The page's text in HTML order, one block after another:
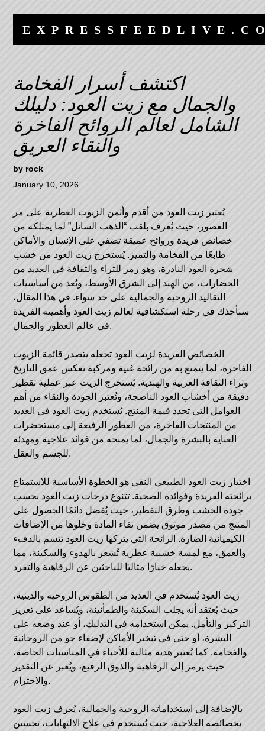
content
navigation
اكتشف أسرار الفخامة
والجمال مع زيت العود: دليلك
الشامل لعالم الروائح الفاخرة
والنقاء العريق
byrock
January 10, 2026
يُعتبر زيت العود من أقدم وأثمن الزيوت العطرية على مر
العصور، حيث يُعرف بلقب “الذهب السائل” لما يمتلكه من
خصائص فريدة وروائح عميقة تضفي على الإنسان والأماكن
طابعًا من الفخامة والتميز. يُستخرج زيت العود من خشب
شجرة العود النادرة، وهو رمز للثراء والثقافة في العديد من
الحضارات، من الهند إلى الشرق الأوسط، ويُعد من أساسيات
التقاليد الروحية والجمالية على حد سواء. في هذا المقال،
سنأخذك في رحلة استكشافية لعالم زيت العود وأهميته الفريدة
في عالم العطور والجمال.
الخصائص الفريدة لزيت العود تجعله يتصدر قائمة الزيوت
الفاخرة، لما يتمتع به من رائحة غنية ومركبة تعكس عمق التاريخ
وثراء الثقافة العربية والهندية. يُستخرج الزيت عبر عملية تقطير
دقيقة من أخشاب العود الناضجة، وتُعتبر الجودة والنقاء من أهم
العوامل التي تحدد قيمة المنتج. يُستخدم زيت العود في العديد
من المنتجات الفاخرة، من العطور الرفيعة إلى مستحضرات
العناية بالبشرة والجمال، لما يمنحه من فوائد علاجية ومهدئة
للجسم والعقل.
اختيار زيت العود الطبيعي النقي هو الخطوة الأساسية للاستمتاع
برائحته الفريدة وفوائده الصحية. تتنوع درجات زيت العود بحسب
جودة الخشب وطرق التقطير، حيث يُفضل دائمًا الحصول على
المنتج من مصدر موثوق يضمن نقاء المادة وخلوها من الإضافات
الكيميائية الضارة. الرائحة التي يتركها زيت العود تتسم بالدفء
والعمق، مع لمسة خشبية عطرية تُشعر بالهدوء والسكينة، مما
يجعله خيارًا مثاليًا للباحثين عن الرفاهية والتفرد.
زيت العود يُستخدم في العديد من الطقوس الروحية والدينية،
حيث يُعتقد أنه يجلب السكينة والطمأنينة، ويُساعد على تعزيز
التركيز والتأمل. يمكن استخدامه في التدليك، أو عند وضعه على
البشرة، أو حتى في تبخير الأماكن لإضفاء جو من الروحانية
والفخامة. كما يُعتبر هدية مثالية للأحباء في المناسبات الخاصة،
حيث يرمز إلى الرفاهية والذوق الرفيع، ويُعبر عن التقدير
والاحترام.
بالإضافة إلى استخداماته الروحية والجمالية، يُعرف زيت العود
بخصائصه العلاجية، حيث يُستخدم في علاج الالتهابات، تحسين